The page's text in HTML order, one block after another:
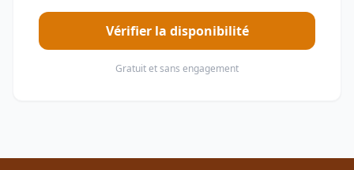
Vérifier la disponibilité
Gratuit et sans engagement